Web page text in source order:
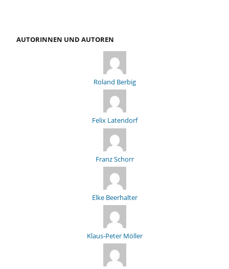
AUTORINNEN UND AUTOREN
Roland Berbig
Felix Latendorf
Franz Schorr
Elke Beerhalter
Klaus-Peter Möller